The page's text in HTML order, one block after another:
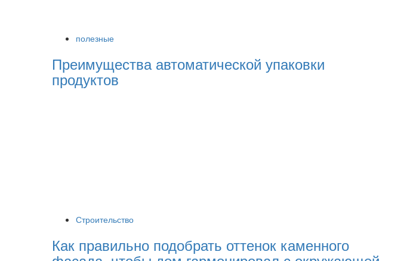
полезные
Преимущества автоматической упаковки
продуктов
Строительство
Как правильно подобрать оттенок каменного